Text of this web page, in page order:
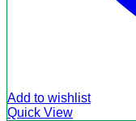
Add to wishlist
Quick View